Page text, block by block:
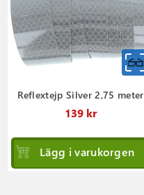
Reflextejp Silver 2,75 meter
139 kr
Lägg i varukorgen